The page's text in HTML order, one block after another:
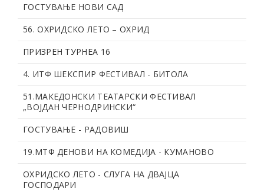
ГОСТУВАЊЕ НОВИ САД
56. OХРИДСКО ЛЕТО – ОХРИД
ПРИЗРЕН ТУРНЕА 16
4. ИТФ ШЕКСПИР ФЕСТИВАЛ - БИТОЛА
51.МАКЕДОНСКИ ТЕАТАРСКИ ФЕСТИВАЛ
„ВОЈДАН ЧЕРНОДРИНСКИ“
ГОСТУВАЊЕ - РАДОВИШ
19.МТФ ДЕНОВИ НА КОМЕДИЈА - КУМАНОВО
ОХРИДСКО ЛЕТО - СЛУГА НА ДВАЈЦА
ГОСПОДАРИ